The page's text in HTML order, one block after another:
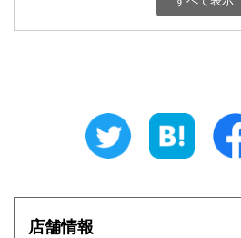
800円 三
大阪府
店舗情報